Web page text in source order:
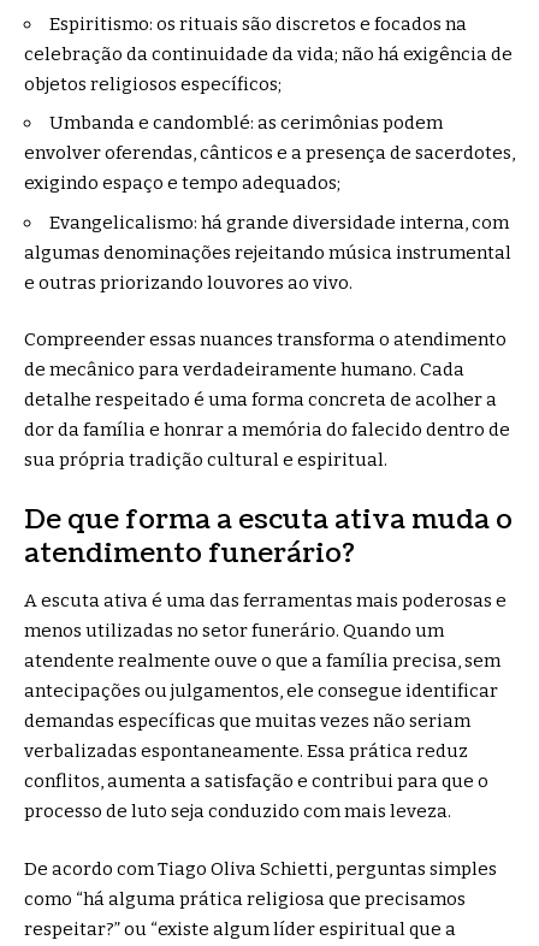
Espiritismo: os rituais são discretos e focados na
celebração da continuidade da vida; não há exigência de
objetos religiosos específicos;
Umbanda e candomblé: as cerimônias podem
envolver oferendas, cânticos e a presença de sacerdotes,
exigindo espaço e tempo adequados;
Evangelicalismo: há grande diversidade interna, com
algumas denominações rejeitando música instrumental
e outras priorizando louvores ao vivo.
Compreender essas nuances transforma o atendimento
de mecânico para verdadeiramente humano. Cada
detalhe respeitado é uma forma concreta de acolher a
dor da família e honrar a memória do falecido dentro de
sua própria tradição cultural e espiritual.
De que forma a escuta ativa muda o
atendimento funerário?
A escuta ativa é uma das ferramentas mais poderosas e
menos utilizadas no setor funerário. Quando um
atendente realmente ouve o que a família precisa, sem
antecipações ou julgamentos, ele consegue identificar
demandas específicas que muitas vezes não seriam
verbalizadas espontaneamente. Essa prática reduz
conflitos, aumenta a satisfação e contribui para que o
processo de luto seja conduzido com mais leveza.
De acordo com Tiago Oliva Schietti, perguntas simples
como “há alguma prática religiosa que precisamos
respeitar?” ou “existe algum líder espiritual que a